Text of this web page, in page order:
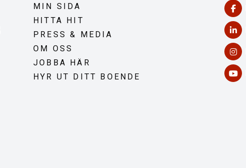
MIN SIDA
HITTA HIT
PRESS & MEDIA
OM OSS
JOBBA HÄR
HYR UT DITT BOENDE